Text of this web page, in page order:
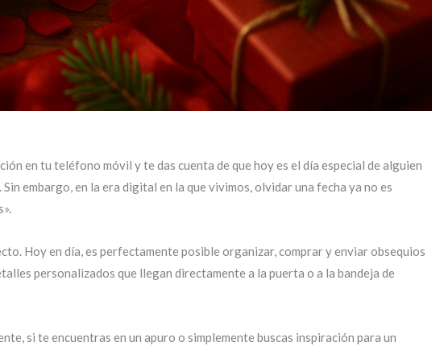
en tu teléfono móvil y te das cuenta de que hoy es el día especial de alguien
embargo, en la era digital en la que vivimos, olvidar una fecha ya no es
Hoy en día, es perfectamente posible organizar, comprar y enviar obsequios
personalizados que llegan directamente a la puerta o a la bandeja de
si te encuentras en un apuro o simplemente buscas inspiración para un